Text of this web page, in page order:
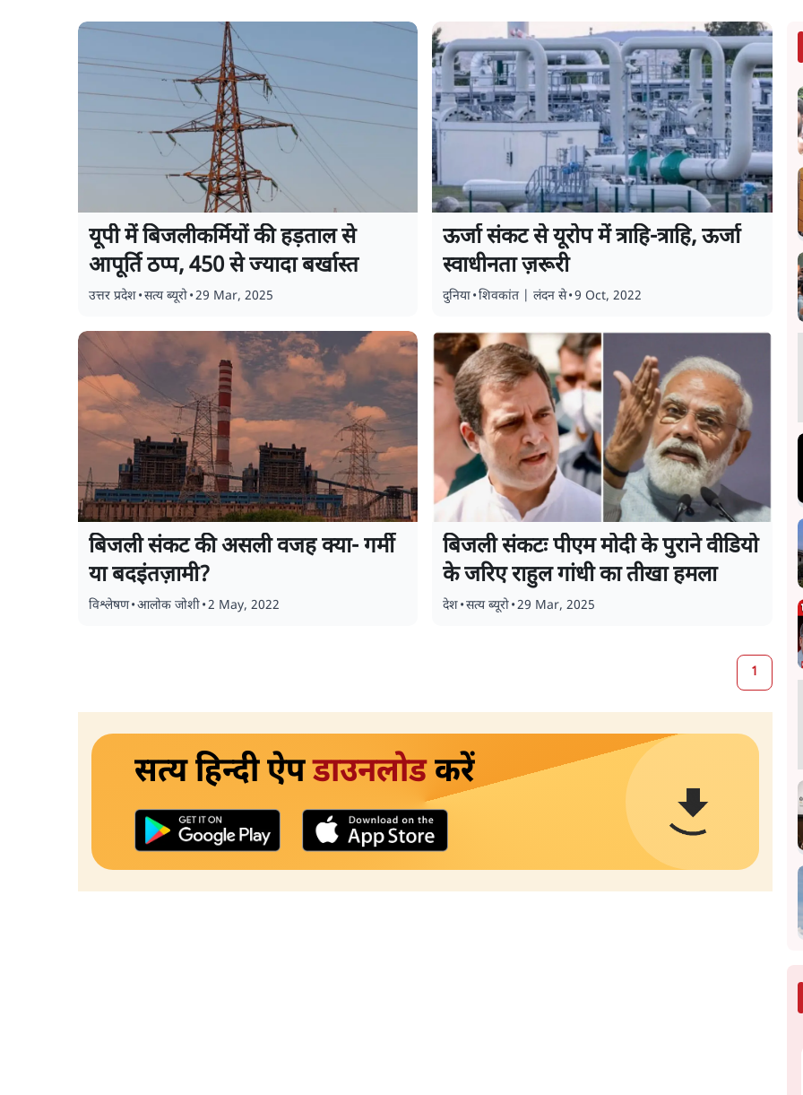
यूपी में बिजलीकर्मियों की हड़ताल से
आपूर्ति ठप्प, 450 से ज्यादा बर्खास्त
उत्तर प्रदेश•सत्य ब्यूरो•29 Mar, 2025
ऊर्जा संकट से यूरोप में त्राहि-त्राहि, ऊर्जा
स्वाधीनता ज़रूरी
दुनिया•शिवकांत | लंदन से•9 Oct, 2022
बिजली संकट की असली वजह क्या- गर्मी
या बदइंतज़ामी?
विश्लेषण•आलोक जोशी•2 May, 2022
बिजली संकटः पीएम मोदी के पुराने वीडियो
के जरिए राहुल गांधी का तीखा हमला
देश•सत्य ब्यूरो•29 Mar, 2025
1
सत्य हिन्दी ऐपडाउनलोडकरें